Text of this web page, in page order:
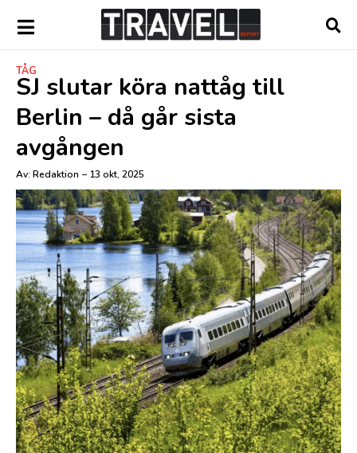
TÅG
SJ slutar köra nattåg till
Berlin – då går sista
avgången
Av: Redaktion – 13 okt, 2025